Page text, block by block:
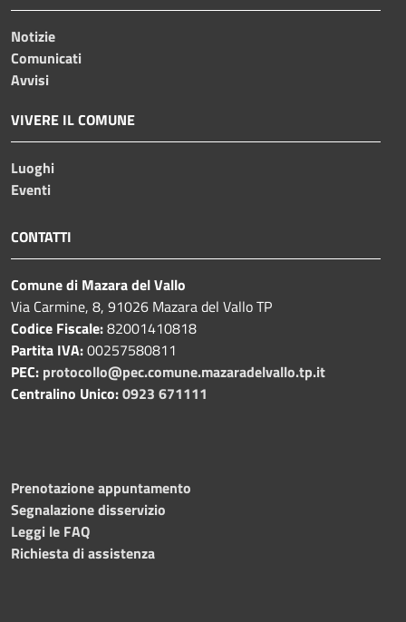
Notizie
Comunicati
Avvisi
VIVERE IL COMUNE
Luoghi
Eventi
CONTATTI
Comune di Mazara del Vallo
Via Carmine, 8, 91026 Mazara del Vallo TP
Codice Fiscale:82001410818
Partita IVA:00257580811
PEC: protocollo@pec.comune.mazaradelvallo.tp.it
Centralino Unico:0923 671111
Prenotazione appuntamento
Segnalazione disservizio
Leggi le FAQ
Richiesta di assistenza